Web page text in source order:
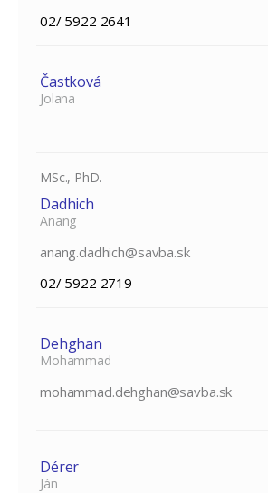
02/ 5922 2641
Častková
Jolana
MSc., PhD.
Dadhich
Anang
anang.dadhich@savba.sk
02/ 5922 2719
Dehghan
Mohammad
mohammad.dehghan@savba.sk
Dérer
Ján